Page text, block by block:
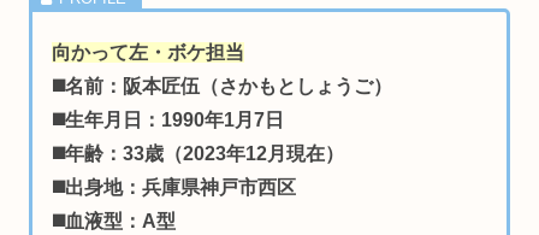
向かって左・ボケ担当
◼️名前：阪本匠伍（さかもとしょうご）
◼️生年月日：1990年1月7日
◼️年齢：33歳（2023年12月現在）
◼️出身地：兵庫県神戸市西区
◼️血液型：A型